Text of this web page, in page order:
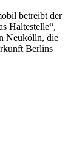
betreibt der
Haltestelle“,
Neukölln, die
Berlins